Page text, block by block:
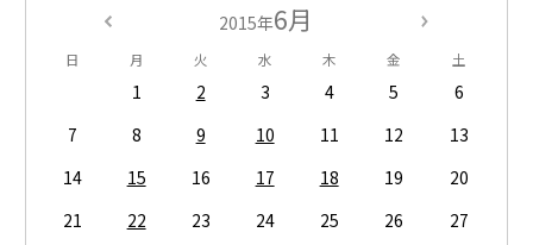
2015年6月
日 月 火 水 木 金 土
1 2 3 4 5
6
7
8 9 10 11 12
13
14
15 16 17 18 19
20
21
22 23 24 25 26
27